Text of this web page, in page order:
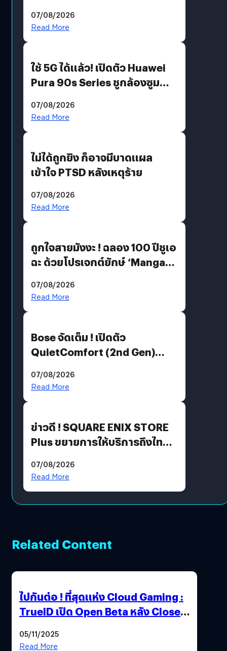
บริโภคและ B2B
07/08/2026
Read More
ใช้ 5G ได้แล้ว! เปิดตัว Huawei
Pura 90s Series ชูกล้องซูม
07/08/2026
Read More
ไม่ได้ถูกยิง ก็อาจมีบาดแผล
เข้าใจ PTSD หลังเหตุร้าย
07/08/2026
Read More
ถูกใจสายมังงะ ! ฉลอง 100 ปีชูเอ
ฉะ ด้วยโปรเจกต์ยักษ์ ‘Manga
มีภาษาไทยด้วย
07/08/2026
Read More
Bose จัดเต็ม ! เปิดตัว
QuietComfort (2nd Gen)
07/08/2026
Read More
ข่าวดี ! SQUARE ENIX STORE
Plus ขยายการให้บริการถึงไทย
โดยตรง
07/08/2026
Read More
Related Content
ไปกันต่อ ! ที่สุดแห่ง Cloud Gaming :
TrueID เปิด Open Beta หลัง Close
Thailand Game Show 2025 ทะลุ 15
05/11/2025
Read More